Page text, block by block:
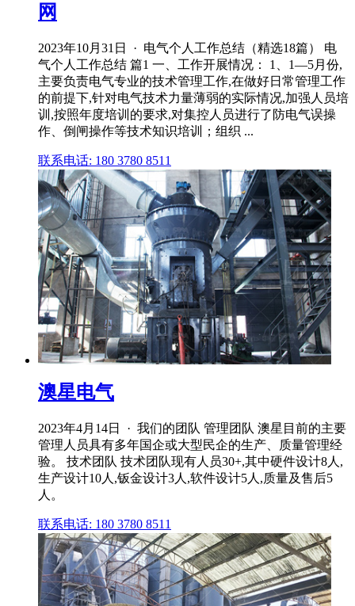
网
2023年10月31日 · 电气个人工作总结（精选18篇） 电
气个人工作总结 篇1 一、工作开展情况： 1、1—5月份,
主要负责电气专业的技术管理工作,在做好日常管理工作
的前提下,针对电气技术力量薄弱的实际情况,加强人员培
训,按照年度培训的要求,对集控人员进行了防电气误操
作、倒闸操作等技术知识培训；组织 ...
联系电话: 180 3780 8511
澳星电气
2023年4月14日 · 我们的团队 管理团队 澳星目前的主要
管理人员具有多年国企或大型民企的生产、质量管理经
验。 技术团队 技术团队现有人员30+,其中硬件设计8人,
生产设计10人,钣金设计3人,软件设计5人,质量及售后5
人。
联系电话: 180 3780 8511